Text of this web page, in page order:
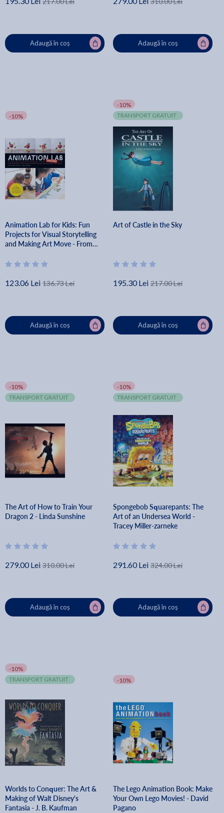
Adaugă în coș Adaugă în coș
-10%
Animation Lab for Kids: Fun
Projects for Visual Storytelling
and Making Art Move - From
Claymation and Stop-Motio -
123.06 Lei 136.73 Lei
Adaugă în coș
-10%
TRANSPORT GRATUIT
Art of Castle in the Sky
195.30 Lei 217.00 Lei
Adaugă în coș
-10%
TRANSPORT GRATUIT
The Art of How to Train Your
Dragon 2 - Linda Sunshine
279.00 Lei 310.00 Lei
Adaugă în coș
-10%
TRANSPORT GRATUIT
Spongebob Squarepants: The
Art of an Undersea World -
Tracey Miller-zarneke
291.60 Lei 324.00 Lei
Adaugă în coș
-10%
TRANSPORT GRATUIT
Worlds to Conquer: The Art &
Making of Walt Disney's
Fantasia - J. B. Kaufman
-10%
The Lego Animation Book: Make
Your Own Lego Movies! - David
Pagano